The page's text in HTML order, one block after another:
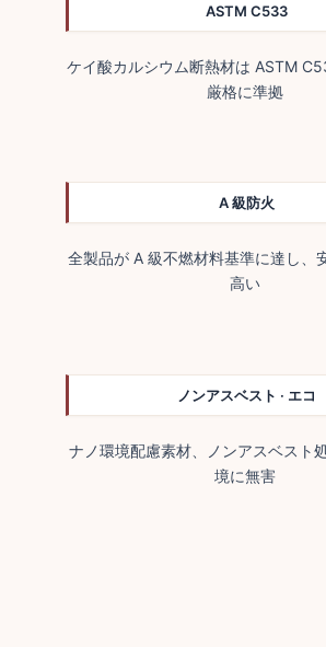
ASTM C533
ケイ酸カルシウム断熱材は ASTM
厳格に準拠
A 級防火
全製品が A 級不燃材料基準に達し、
高い
ノンアスベスト · エコ
ナノ環境配慮素材、ノンアスベスト
境に無害